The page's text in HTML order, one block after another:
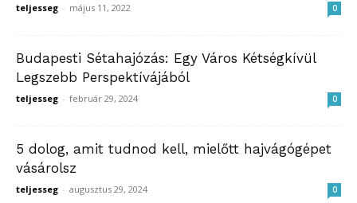
teljesseg - május 11, 2022 0
Budapesti Sétahajózás: Egy Város Kétségkívül
Legszebb Perspektívájából
teljesseg - február 29, 2024 0
5 dolog, amit tudnod kell, mielőtt hajvágógépet
vásárolsz
teljesseg - augusztus 29, 2024 0